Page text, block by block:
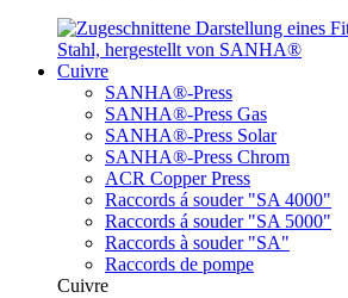
Cuivre
SANHA®-Press
SANHA®-Press Gas
SANHA®-Press Solar
SANHA®-Press Chrom
ACR Copper Press
Raccords á souder "SA 4000"
Raccords á souder "SA 5000"
Raccords à souder "SA"
Raccords de pompe
Cuivre